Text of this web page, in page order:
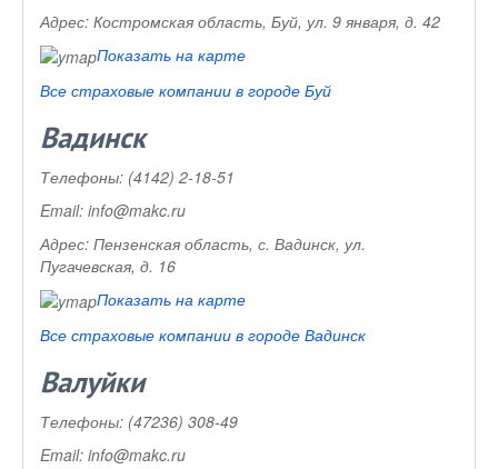
Адрес: Костромская область, Буй, ул. 9 января, д. 42
Показать на карте
Все страховые компании в городе Буй
Вадинск
Телефоны: (4142) 2-18-51
Email: info@makc.ru
Адрес: Пензенская область, с. Вадинск, ул.
Пугачевская, д. 16
Показать на карте
Все страховые компании в городе Вадинск
Валуйки
Телефоны: (47236) 308-49
Email: info@makc.ru